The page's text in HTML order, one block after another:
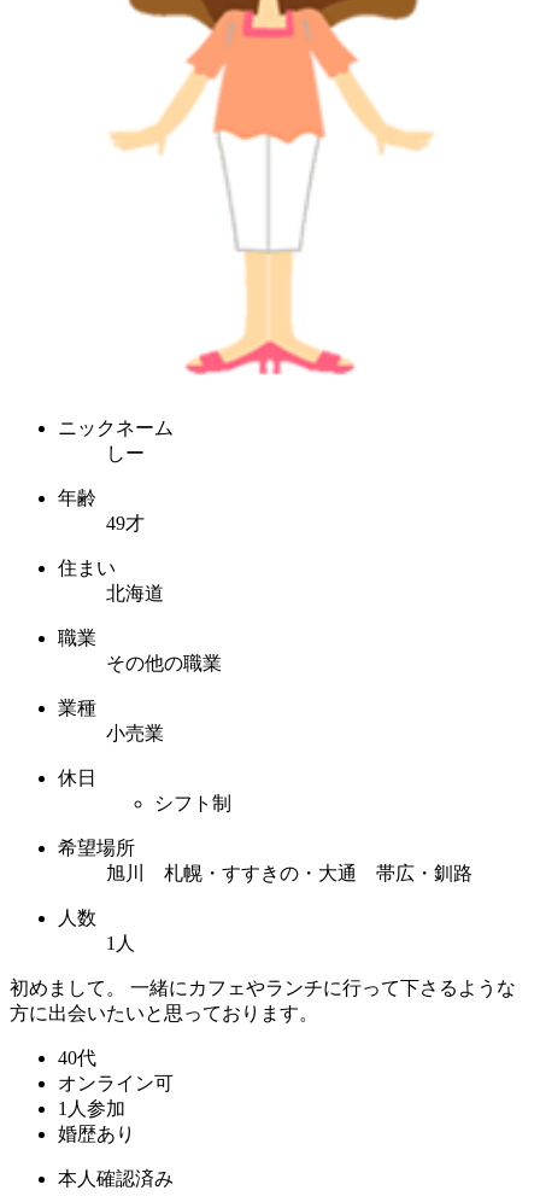
ニックネーム
しー
年齢
49才
住まい
北海道
職業
その他の職業
業種
小売業
休日
シフト制
希望場所
旭川 札幌・すすきの・大通 帯広・釧路
人数
1人
初めまして。 一緒にカフェやランチに行って下さるような
方に出会いたいと思っております。
40代
オンライン可
1人参加
婚歴あり
本人確認済み